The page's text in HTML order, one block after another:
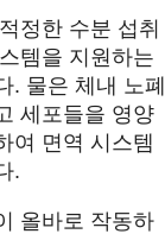
정한 수분 섭취
템을 지원하는
. 물은 체내 노폐
세포들을 영양
여 면역 시스템
.
올바로 작동하